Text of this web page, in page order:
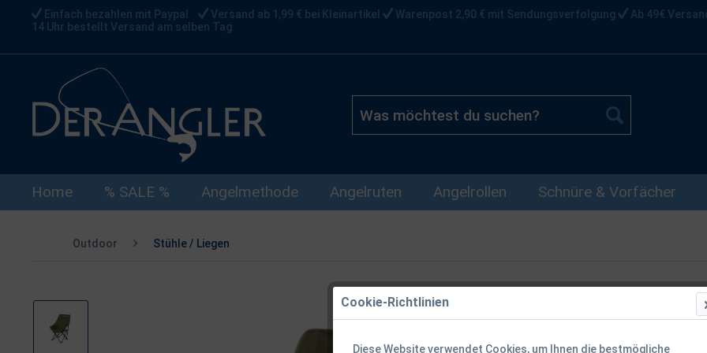
Einfach bezahlen mit Paypal Versand ab 1,99 € bei Kleinartikel Warenpost 2,90 € mit Sendungsverfolgung Ab 49€
14 Uhr bestellt Versand am selben Tag
Home % SALE % Angelmethode Angelruten Angelrollen Schnüre & Vorfächer
Outdoor Stühle / Liegen
Delphin
Camping- &
Cookie-Richtlinien
Diese Website verwendet Cookies, um Ihnen die bestmögliche